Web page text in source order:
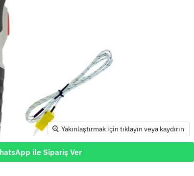
Yakınlaştırmak için tıklayın veya kaydırın
ile Sipariş Ver